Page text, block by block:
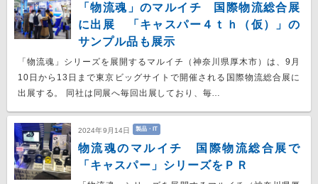
「物流魂」のマルイチ 国際物流総合展
に出展 「キャスパー４ｔｈ（仮）」の
サンプル品も展示
「物流魂」シリーズを展開するマルイチ（神奈川県厚木市）は、9月
10日から13日まで東京ビッグサイトで開催される国際物流総合展に
出展する。 同社は同展へ毎回出展しており、毎…
2024年9月14日 製品・IT
物流魂のマルイチ 国際物流総合展で
「キャスパー」シリーズをＰＲ